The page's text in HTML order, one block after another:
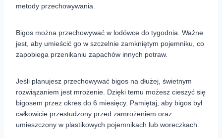
metody przechowywania.
Bigos można przechowywać w lodówce do tygodnia. Ważne
jest, aby umieścić go w szczelnie zamkniętym pojemniku, co
zapobiega przenikaniu zapachów innych potraw.
Jeśli planujesz przechowywać bigos na dłużej, świetnym
rozwiązaniem jest mrożenie. Dzięki temu możesz cieszyć się
bigosem przez okres do 6 miesięcy. Pamiętaj, aby bigos był
całkowicie przestudzony przed zamrożeniem oraz
umieszczony w plastikowych pojemnikach lub woreczkach.